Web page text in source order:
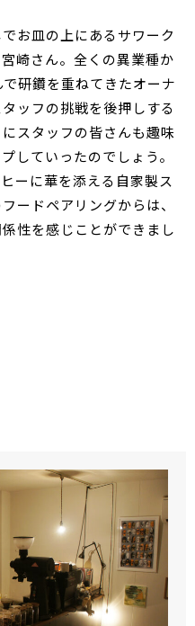
お皿の上にあるサワーク
崎さん。全くの異業種か
研鑽を重ねてきたオーナ
ッフの挑戦を後押しする
スタッフの皆さんも趣味
していったのでしょう。
ーに華を添える自家製ス
ードペアリングからは、
性を感じことができまし